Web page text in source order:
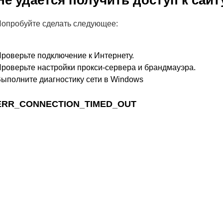
сделать следующее:
подключение к Интернету.
настройки прокси-сервера и брандмауэра.
диагностику сети в Windows